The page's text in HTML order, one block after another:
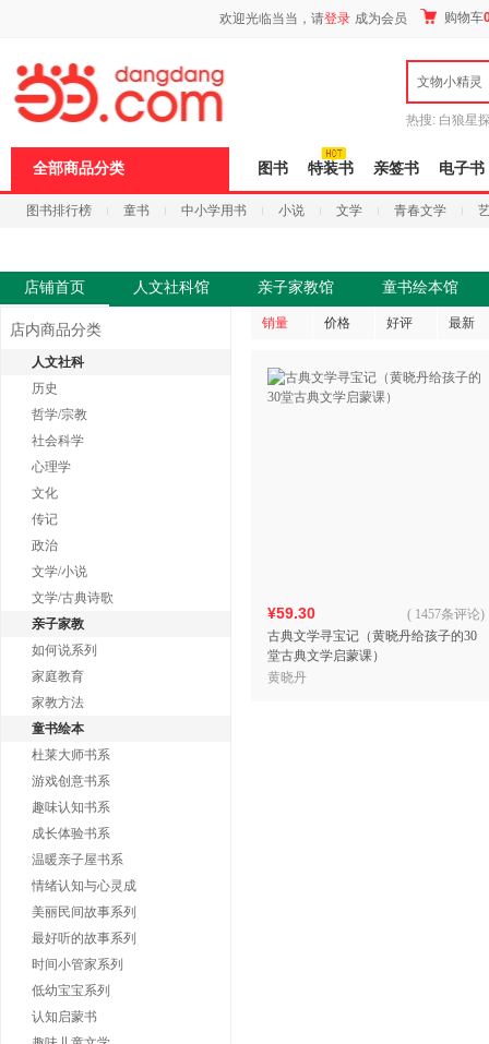
欢迎光临当当，请登录 成为会员 购物车
文物小精灵
热搜: 白狼星
全部商品分类 图书 特装书 亲签书 电子书
图书排行榜 童书 中小学用书 小说 文学 青春文学
店铺首页 人文社科馆 亲子家教馆 童书绘本馆
店内商品分类
人文社科
历史
哲学/宗教
社会科学
心理学
文化
传记
政治
文学/小说
文学/古典诗歌
亲子家教
如何说系列
家庭教育
家教方法
童书绘本
杜莱大师书系
游戏创意书系
趣味认知书系
成长体验书系
温暖亲子屋书系
情绪认知与心灵成
美丽民间故事系列
最好听的故事系列
时间小管家系列
低幼宝宝系列
认知启蒙书
销量 价格 好评 最新
¥59.30
古典文学寻宝记（黄晓丹给孩子的30
堂古典文学启蒙课）
( 1457条评论)
黄晓丹
页
浪
键
打